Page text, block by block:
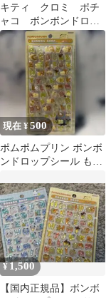
キティ クロミ ポチ
ャコ ボンボンドロッ
プシール 3枚セット
サンリオ 文字
現在 ¥500
ポムポムプリン ボンボ
ンドロップシール もじ
moji
¥1,500
【国内正規品】ボンボ